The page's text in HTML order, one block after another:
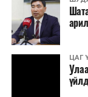
болон
борлуулах
үйлдэж,
2026 оны
ЦАГ